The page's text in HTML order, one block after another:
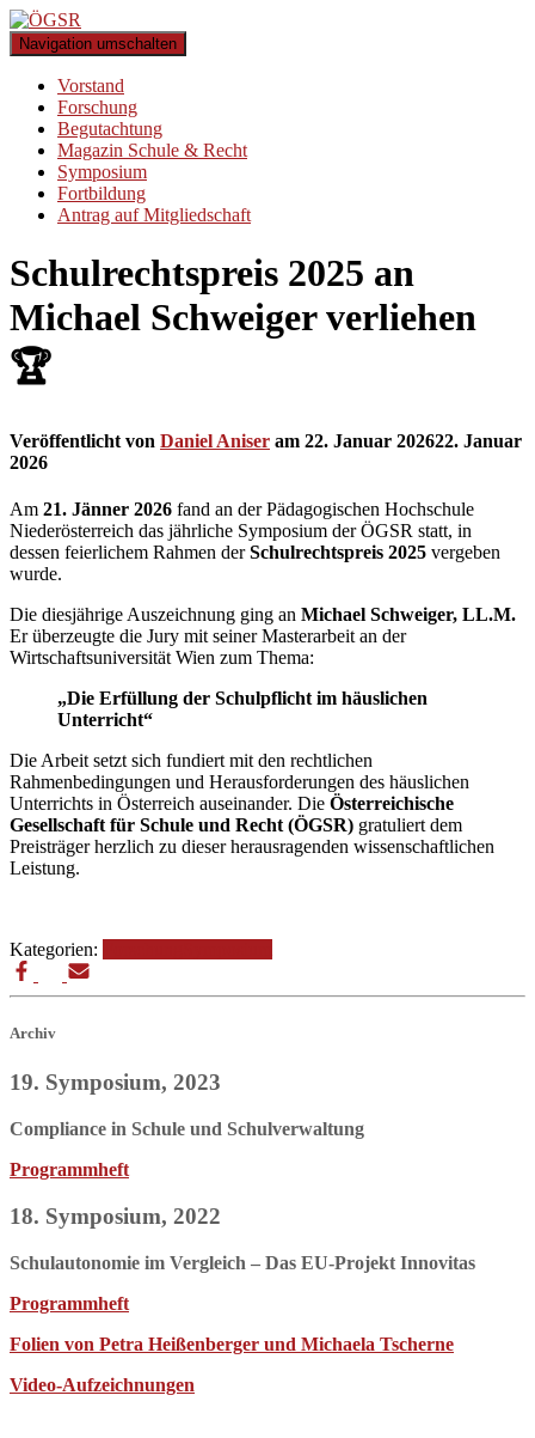
Navigation umschalten
Vorstand
Forschung
Begutachtung
Magazin Schule & Recht
Symposium
Fortbildung
Antrag auf Mitgliedschaft
Schulrechtspreis 2025 an
Michael Schweiger verliehen
🏆
Veröffentlicht von Daniel Aniser am 22. Januar 202622. Januar
2026
Am 21. Jänner 2026 fand an der Pädagogischen Hochschule
Niederösterreich das jährliche Symposium der ÖGSR statt, in
dessen feierlichem Rahmen derSchulrechtspreis 2025 vergeben
wurde.
Die diesjährige Auszeichnung ging an Michael Schweiger, LL.M.
Er überzeugte die Jury mit seiner Masterarbeit an der
Wirtschaftsuniversität Wien zum Thema:
„Die Erfüllung der Schulpflicht im häuslichen
Unterricht“
Die Arbeit setzt sich fundiert mit den rechtlichen
Rahmenbedingungen und Herausforderungen des häuslichen
Unterrichts in Österreich auseinander. Die Österreichische
Gesellschaft für Schule und Recht (ÖGSR) gratuliert dem
Preisträger herzlich zu dieser herausragenden wissenschaftlichen
Leistung.
Kategorien:
Archiv
19. Symposium, 2023
Compliance in Schule und Schulverwaltung
Programmheft
18. Symposium, 2022
Schulautonomie im Vergleich – Das EU-Projekt Innovitas
Programmheft
Folien von Petra Heißenberger und Michaela Tscherne
Video-Aufzeichnungen